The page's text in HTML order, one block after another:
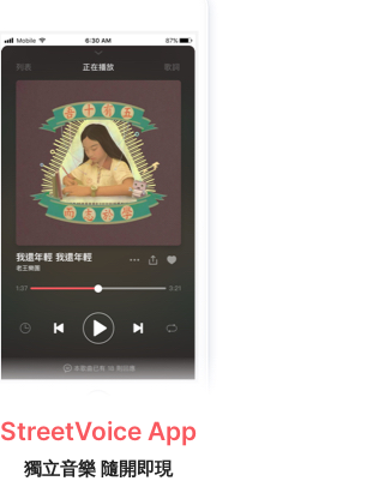
StreetVoice App
獨立音樂 隨開即現